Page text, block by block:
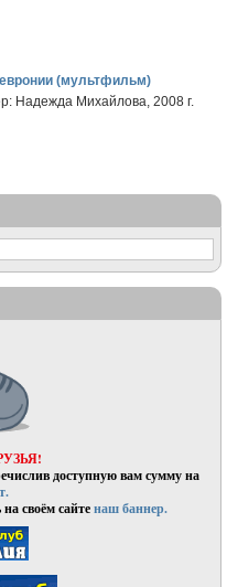
(мультфильм)
Надежда Михайлова, 2008 г.
доступную вам сумму на
своём сайтенаш баннер.